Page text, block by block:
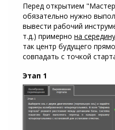
Перед открытием
обязательно нужно
вывести рабочий
т.д.) примерно на
так центр будущего
совпадать с точкой
Этап 1